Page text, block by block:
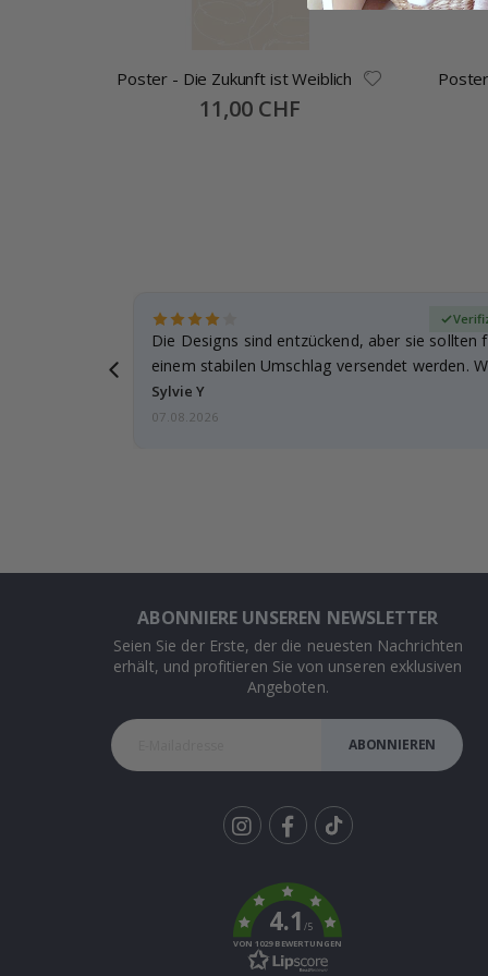
Poster - Die Zukunft ist Weiblich
Special
Price
11,00 CHF
Die Designs sind entzückend, aber sie sollten
einem stabilen Umschlag versendet werden.
Sylvie Y
07.08.2026
ABONNIERE UNSEREN NEWSLETTER
Seien Sie der Erste, der die neuesten Nachrichten
erhält, und profitieren Sie von unseren exklusiven
Angeboten.
ABONNIEREN
k
4.1/5
VON 1029 BEWERTUNGEN